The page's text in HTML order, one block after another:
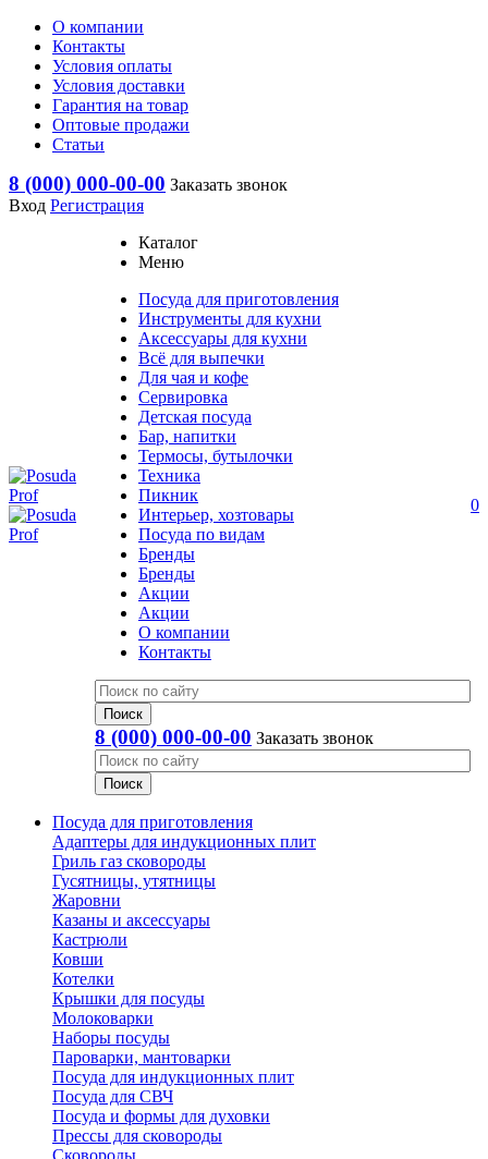
О компании
Контакты
Условия оплаты
Условия доставки
Гарантия на товар
Оптовые продажи
Статьи
8 (000) 000-00-00 Заказать звонок
Вход Регистрация
Каталог
Меню
Посуда для приготовления
Инструменты для кухни
Аксессуары для кухни
Всё для выпечки
Для чая и кофе
Сервировка
Детская посуда
Бар, напитки
Термосы, бутылочки
Техника
Пикник
Интерьер, хозтовары
Посуда по видам
Бренды
Бренды
Акции
Акции
О компании
Контакты
8 (000) 000-00-00 Заказать звонок
0
Посуда для приготовления
Адаптеры для индукционных плит
Гриль газ сковороды
Гусятницы, утятницы
Жаровни
Казаны и аксессуары
Кастрюли
Ковши
Котелки
Крышки для посуды
Молоковарки
Наборы посуды
Пароварки, мантоварки
Посуда для индукционных плит
Посуда для СВЧ
Посуда и формы для духовки
Прессы для сковороды
Сковороды